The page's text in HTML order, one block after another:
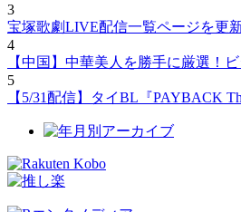
3
宝塚歌劇LIVE配信一覧ページを更
4
【中国】中華美人を勝手に厳選！
5
【5/31配信】タイBL『PAYBACK